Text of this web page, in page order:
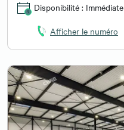
Disponibilité : Immédiate
Afficher le numéro